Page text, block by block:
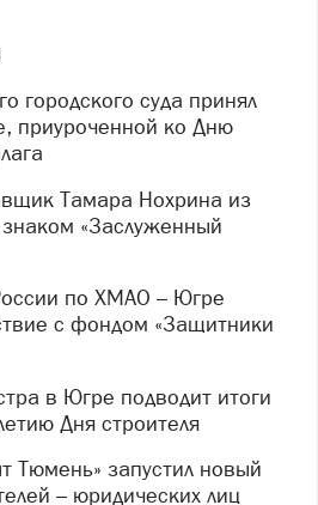
приуроченной ко Дню
«Заслуженный
с фондом «Защитники
Дня строителя
– юридических лиц